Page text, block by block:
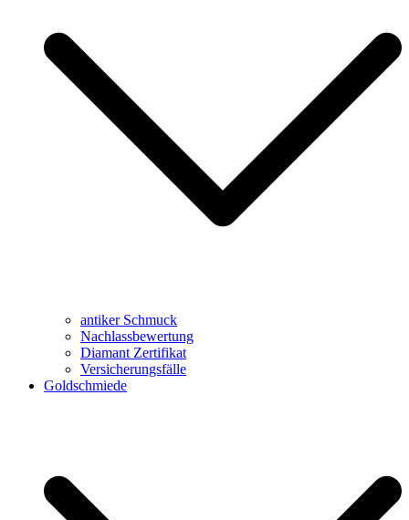
antiker Schmuck
Nachlassbewertung
Diamant Zertifikat
Versicherungsfälle
Goldschmiede